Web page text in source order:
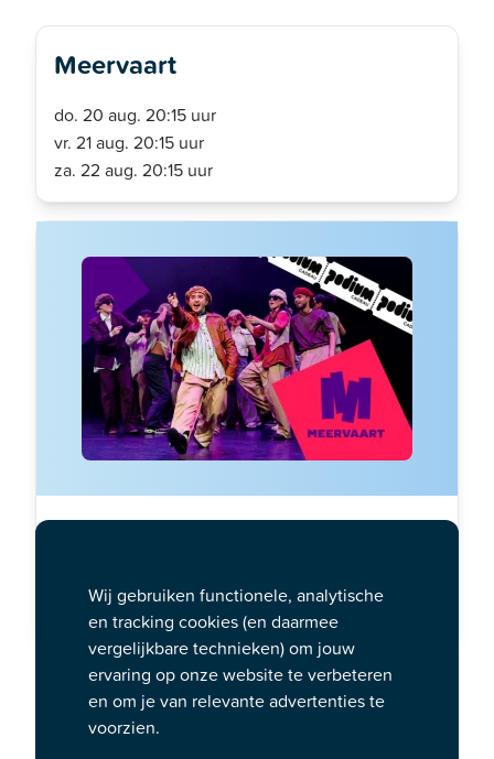
Meeslepend cabaret en korte,
pittige grappen in het programma
Kordaat
Meervaart
do. 20 aug. 20:15 uur
vr. 21 aug. 20:15 uur
za. 22 aug. 20:15 uur
Geef een speciale Meervaart Theater
Bestellen
Wij gebruiken functionele, analytische
en tracking cookies (en daarmee
vergelijkbare technieken) om jouw
ervaring op onze website te verbeteren
en om je van relevante advertenties te
voorzien.